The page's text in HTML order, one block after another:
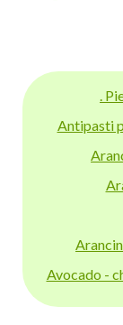
.
Antipasti
Avocado -